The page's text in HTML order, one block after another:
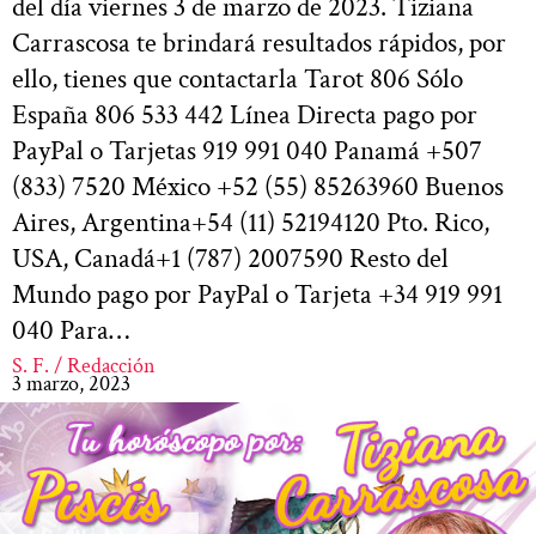
Carrascosa te brindará resultados rápidos, por
ello, tienes que contactarla Tarot 806 Sólo
España 806 533 442 Línea Directa pago por
PayPal o Tarjetas 919 991 040 Panamá +507
(833) 7520 México +52 (55) 85263960 Buenos
Aires, Argentina+54 (11) 52194120 Pto. Rico,
USA, Canadá+1 (787) 2007590 Resto del
Mundo pago por PayPal o Tarjeta +34 919 991
040 Para…
S. F. / Redacción
3 marzo, 2023